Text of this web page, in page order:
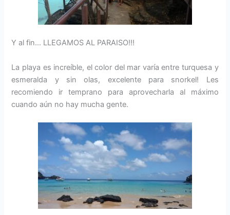
Y al fin… LLEGAMOS AL PARAISO!!!
La playa es increíble, el color del mar varía entre turquesa y
esmeralda y sin olas, excelente para snorkel! Les
recomiendo ir temprano para aprovecharla al máximo
cuando aún no hay mucha gente.